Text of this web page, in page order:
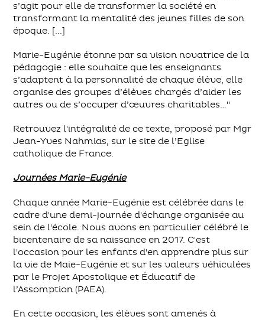
s’agit pour elle de transformer la société en
transformant la mentalité des jeunes filles de son
époque. [...]
Marie-Eugénie étonne par sa vision novatrice de la
pédagogie : elle souhaite que les enseignants
s’adaptent à la personnalité de chaque élève, elle
organise des groupes d’élèves chargés d’aider les
autres ou de s’occuper d’œuvres charitables…"
Retrouvez l'intégralité de ce texte, proposé par Mgr
Jean-Yves Nahmias, sur le site de l’Eglise
catholique de France.
Journées Marie-Eugénie
Chaque année Marie-Eugénie est célébrée dans le
cadre d'une demi-journée d'échange organisée au
sein de l'école. Nous avons en particulier célébré le
bicentenaire de sa naissance en 2017. C'est
l'occasion pour les enfants d'en apprendre plus sur
la vie de Maie-Eugénie et sur les valeurs véhiculées
par le Projet Apostolique et Éducatif de
l’Assomption (PAEA).
En cette occasion, les élèves sont amenés à